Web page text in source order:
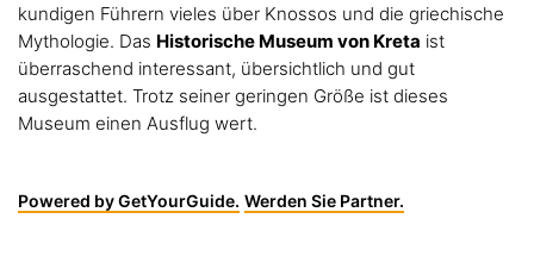
kundigen Führern vieles über Knossos und die griechische
Mythologie. Das Historische Museum von Kreta ist
überraschend interessant, übersichtlich und gut
ausgestattet. Trotz seiner geringen Größe ist dieses
Museum einen Ausflug wert.
Powered by GetYourGuide. Werden Sie Partner.